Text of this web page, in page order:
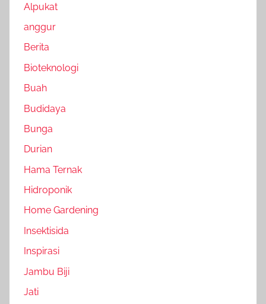
Alpukat
anggur
Berita
Bioteknologi
Buah
Budidaya
Bunga
Durian
Hama Ternak
Hidroponik
Home Gardening
Insektisida
Inspirasi
Jambu Biji
Jati